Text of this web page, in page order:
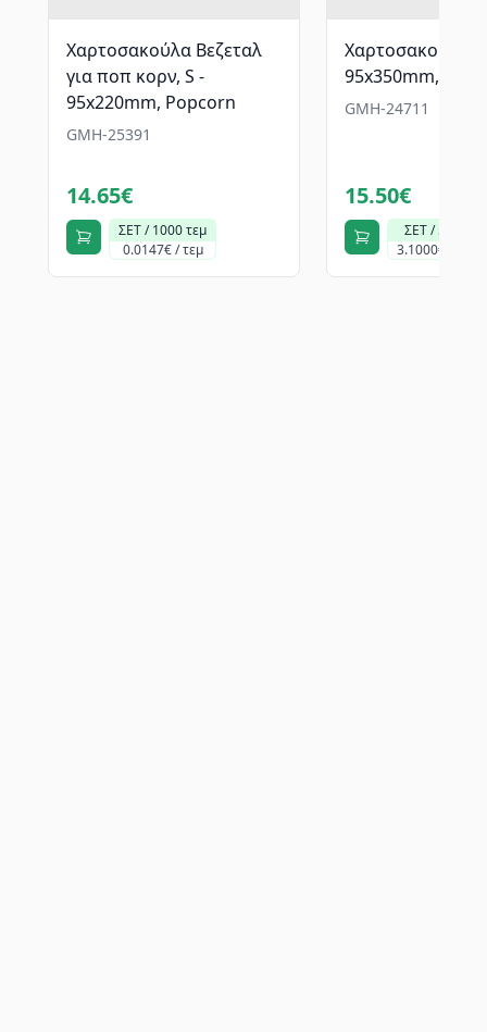
Χαρτοσακούλα Βεζεταλ
για ποπ κορν, S -
95x220mm, Popcorn
GMH-25391
14.65€
ΣΕΤ / 1000 τεμ
0.0147€ / τεμ
Χαρτοσακούλα
95x350mm,
GMH-24711
15.50€
ΣΕΤ / 5 κιλά
3.1000€ / κιλό